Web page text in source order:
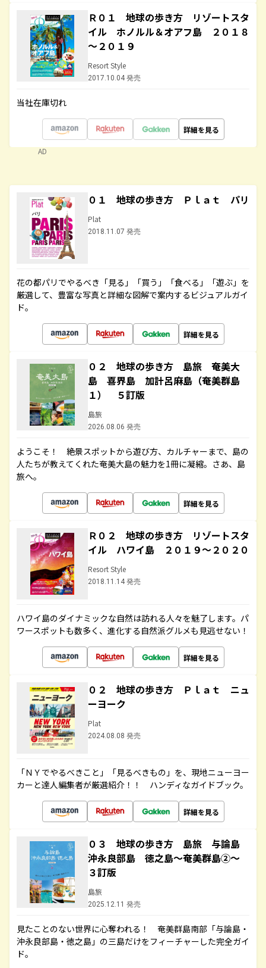
Ｒ０１ 地球の歩き方 リゾートスタ
イル ホノルル＆オアフ島 ２０１８
～２０１９
Resort Style
2017.10.04 発売
当社在庫切れ
詳細を見る
AD
０１ 地球の歩き方 Ｐｌａｔ パリ
Plat
2018.11.07 発売
花の都パリでやるべき「見る」「買う」「食べる」「遊ぶ」を
厳選して、豊富な写真と詳細な図解で案内するビジュアルガイ
ド。
詳細を見る
０２ 地球の歩き方 島旅 奄美大
島 喜界島 加計呂麻島（奄美群島
１） ５訂版
島旅
2026.08.06 発売
ようこそ！ 絶景スポットから遊び方、カルチャーまで、島の
人たちが教えてくれた奄美大島の魅力を1冊に凝縮。さあ、島
旅へ。
詳細を見る
Ｒ０２ 地球の歩き方 リゾートスタ
イル ハワイ島 ２０１９～２０２０
Resort Style
2018.11.14 発売
ハワイ島のダイナミックな自然は訪れる人々を魅了します。パ
ワースポットも数多く、進化する自然派グルメも見逃せない！
詳細を見る
０２ 地球の歩き方 Ｐｌａｔ ニュ
ーヨーク
Plat
2024.08.08 発売
「ＮＹでやるべきこと」「見るべきもの」を、現地ニューヨー
カーと達人編集者が厳選紹介！！ ハンディなガイドブック。
詳細を見る
０３ 地球の歩き方 島旅 与論島
沖永良部島 徳之島～奄美群島②～
３訂版
島旅
2025.12.11 発売
見たことのない世界に心奪われる！ 奄美群島南部「与論島・
沖永良部島・徳之島」の三島だけをフィーチャーした完全ガイ
ド。